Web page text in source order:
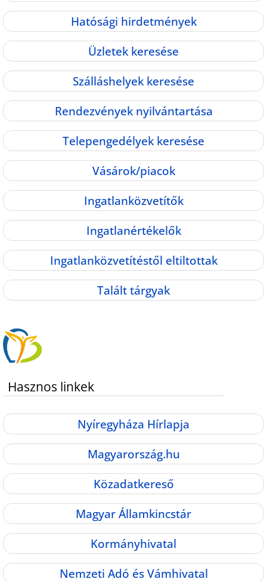
Hatósági hirdetmények
Üzletek keresése
Szálláshelyek keresése
Rendezvények nyilvántartása
Telepengedélyek keresése
Vásárok/piacok
Ingatlanközvetítők
Ingatlanértékelők
Ingatlanközvetítéstől eltiltottak
Talált tárgyak
Hasznos linkek
Nyíregyháza Hírlapja
Magyarország.hu
Közadatkereső
Magyar Államkincstár
Kormányhivatal
Nemzeti Adó és Vámhivatal